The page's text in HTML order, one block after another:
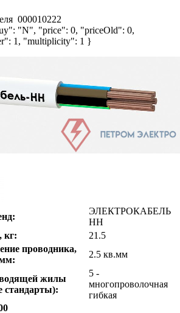
000010222
"N", "price": 0, "priceOld": 0,
1, "multiplicity": 1 }
ЭЛЕКТРОКАБЕЛЬ
НН
кг:
21.5
проводника,
2.5 кв.мм
жилы
стандарты):
5 -
многопроволочная
гибкая